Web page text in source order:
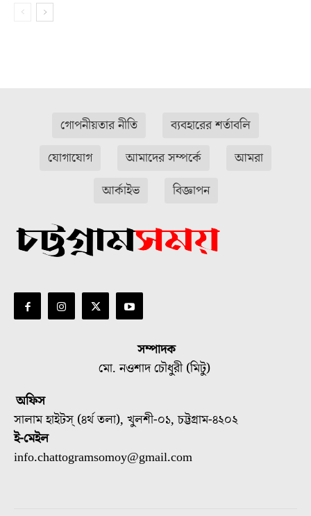
গোপনীয়তার নীতি
ব্যবহারের শর্তাবলি
যোগাযোগ
আমাদের সম্পর্কে
আমরা
আর্কাইভ
বিজ্ঞাপন
সম্পাদক
মো. নওশাদ চৌধুরী (মিটু)
অফিস
সালাম হাইটস্ (৪র্থ তলা), খুলশী-০১, চট্টগ্রাম-৪২০২
ই-মেইল
info.chattogramsomoy@gmail.com